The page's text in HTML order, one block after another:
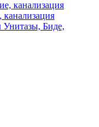
Унитазы, Биде,